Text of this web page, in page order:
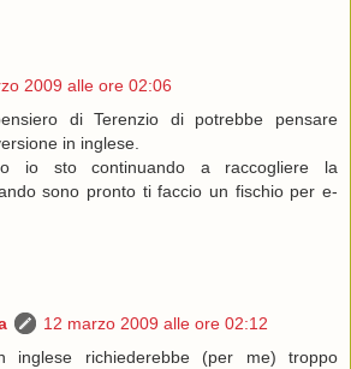
2009 alle ore 02:06
di Terenzio di potrebbe pensare
in inglese.
io sto continuando a raccogliere la
sono pronto ti faccio un fischio per e-
12 marzo 2009 alle ore 02:12
inglese richiederebbe (per me) troppo